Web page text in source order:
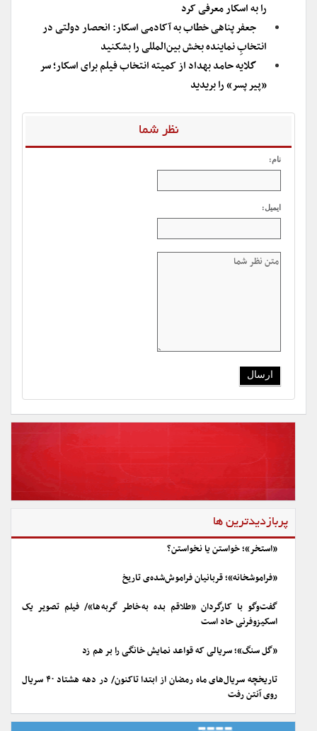
را به اسکار معرفی کرد
جعفر پناهی خطاب به آکادمی اسکار: انحصار دولتی در
انتخابِ نماینده بخش بین‌المللی را بشکنید
گلایه حامد بهداد از کمیته انتخاب فیلم برای اسکار؛ سر
«پیر پسر» را بریدید
نظر شما
نام:
ایمیل:
پربازدیدترین ها
«استخر»؛ خواستن یا نخواستن؟
«فراموشخانه»؛ قربانیان فراموش‌شده‌ی تاریخ
گفت‌وگو با کارگردان «طلاقم بده به خاطر گربه ها»/ فیلم تصویر یک
اسکیزوفرنی حاد است
«گل سنگ»؛ سریالی که قواعد نمایش خانگی را بر هم زد
تاریخچه سریال‌های ماه رمضان از ابتدا تاکنون/ در دهه هشتاد ۴۰ سریال
روی آنتن رفت